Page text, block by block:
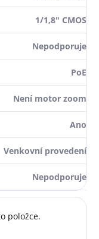
1/1,8" CMOS
Nepodporuje
PoE
Není motor zoom
Ano
Venkovní provedení
Nepodporuje
položce.